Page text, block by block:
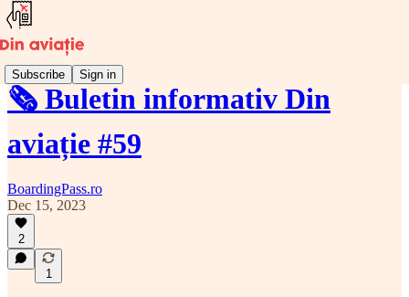
Subscribe Sign in
🗞️ Buletin informativ Din
aviație #59
BoardingPass.ro
Dec 15, 2023
2
1